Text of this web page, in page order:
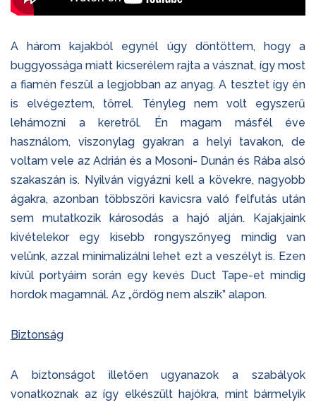
A három kajakból egynél úgy döntöttem, hogy a
buggyossága miatt kicserélem rajta a vásznat, így most
a fiamén feszül a legjobban az anyag. A tesztet így én
is elvégeztem, tőrrel. Tényleg nem volt egyszerű
lehámozni a keretről. Én magam másfél éve
használom, viszonylag gyakran a helyi tavakon, de
voltam vele az Adrián és a Mosoni- Dunán és Rába alsó
szakaszán is. Nyilván vigyázni kell a kövekre, nagyobb
ágakra, azonban többszöri kavicsra való felfutás után
sem mutatkozik károsodás a hajó alján. Kajakjaink
kivételekor egy kisebb rongyszőnyeg mindig van
velünk, azzal minimalizálni lehet ezt a veszélyt is. Ezen
kívül portyáim során egy kevés Duct Tape-et mindig
hordok magamnál. Az „ördög nem alszik” alapon.
Biztonság
A biztonságot illetően ugyanazok a szabályok
vonatkoznak az így elkészült hajókra, mint bármelyik